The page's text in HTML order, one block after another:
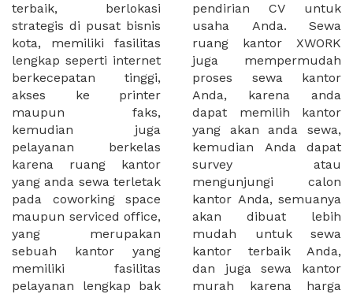
terbaik, berlokasi
strategis di pusat bisnis
kota, memiliki fasilitas
lengkap seperti internet
berkecepatan tinggi,
akses ke printer
maupun faks,
kemudian juga
pelayanan berkelas
karena ruang kantor
yang anda sewa terletak
pada coworking space
maupun serviced office,
yang merupakan
sebuah kantor yang
memiliki fasilitas
pelayanan lengkap bak
pendirian CV untuk
usaha Anda. Sewa
ruang kantor XWORK
juga mempermudah
proses sewa kantor
Anda, karena anda
dapat memilih kantor
yang akan anda sewa,
kemudian Anda dapat
survey atau
mengunjungi calon
kantor Anda, semuanya
akan dibuat lebih
mudah untuk sewa
kantor terbaik Anda,
dan juga sewa kantor
murah karena harga